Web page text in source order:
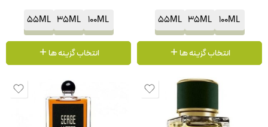
100ML
35ML
55ML
انتخاب گزینه ها
100ML
35ML
55ML
انتخاب گزینه ها